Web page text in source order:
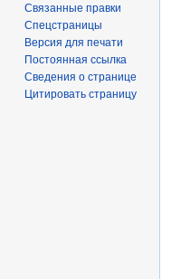
Связанные правки
Спецстраницы
Версия для печати
Постоянная ссылка
Сведения о странице
Цитировать страницу